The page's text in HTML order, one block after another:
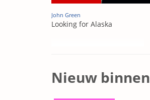
John Green
Looking for Alaska
Nieuw binnen